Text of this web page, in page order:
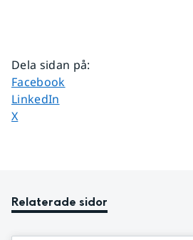
Dela sidan på:
Dela sidan på
Facebook
Dela sidan på
LinkedIn
Dela sidan på
X
Relaterade sidor